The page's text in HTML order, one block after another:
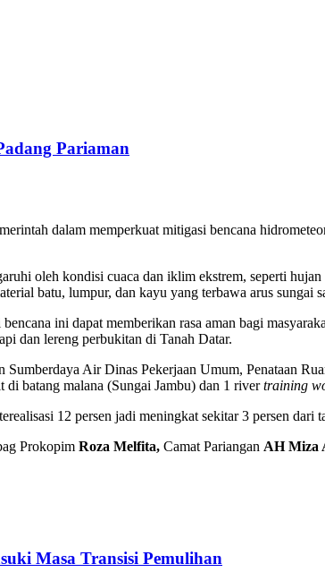
Pariaman
dalam memperkuat mitigasi bencana
oleh kondisi cuaca dan iklim ekstrem, seperti
batu, lumpur, dan kayu yang terbawa arus sungai
ini dapat memberikan rasa aman bagi
dan lereng perbukitan di Tanah Datar.
Air Dinas Pekerjaan Umum, Penataan
batang malana (Sungai Jambu) dan 1 rivertraining
12 persen jadi meningkat sekitar 3 persen dari
Prokopim Roza Melfita, Camat Pariangan AH Miza
Masa Transisi Pemulihan